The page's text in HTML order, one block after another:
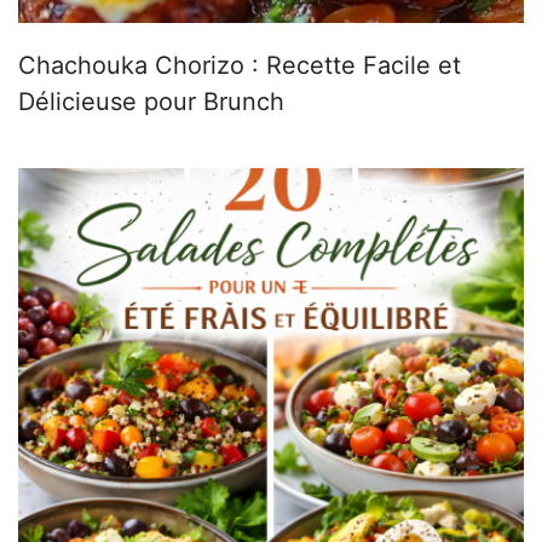
Chachouka Chorizo : Recette Facile et
Délicieuse pour Brunch